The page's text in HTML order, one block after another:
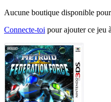
Aucune boutique disponible
Connecte-toi pour ajouter ce jeu